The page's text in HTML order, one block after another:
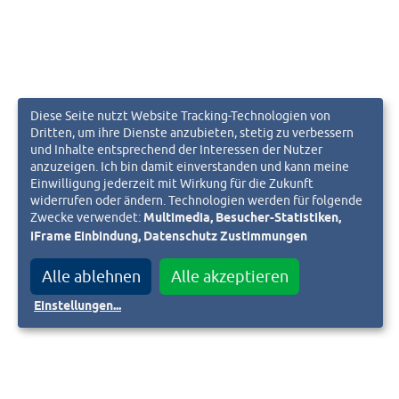
Diese Seite nutzt Website Tracking-Technologien von
Dritten, um ihre Dienste anzubieten, stetig zu verbessern
und Inhalte entsprechend der Interessen der Nutzer
anzuzeigen. Ich bin damit einverstanden und kann meine
Einwilligung jederzeit mit Wirkung für die Zukunft
widerrufen oder ändern. Technologien werden für folgende
Zwecke verwendet:Multimedia, Besucher-Statistiken,
iFrame Einbindung, Datenschutz Zustimmungen
Alle ablehnen Alle akzeptieren
Einstellungen...